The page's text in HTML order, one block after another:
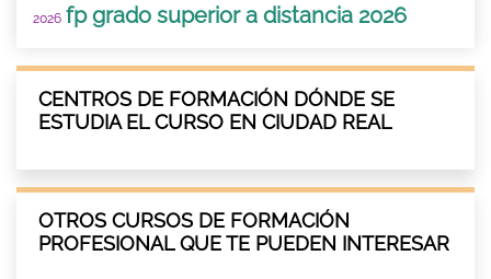
2026 fp grado superior a distancia 2026
CENTROS DE FORMACIÓN DÓNDE SE
ESTUDIA EL CURSO EN CIUDAD REAL
OTROS CURSOS DE FORMACIÓN
PROFESIONAL QUE TE PUEDEN INTERESAR